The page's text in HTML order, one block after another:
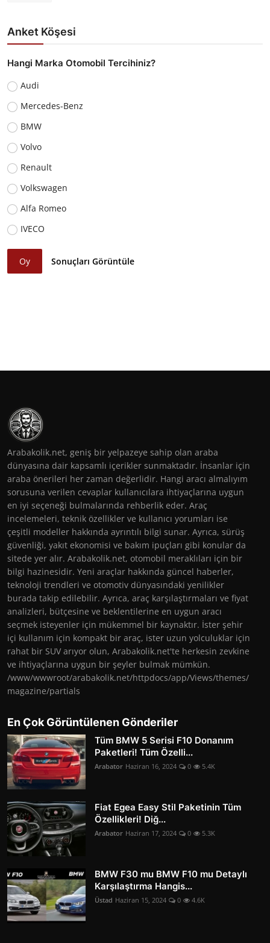
Anket Köşesi
Hangi Marka Otomobil Tercihiniz?
Audi
Mercedes-Benz
BMW
Volvo
Renault
Volkswagen
Alfa Romeo
IVECO
Oy Sonuçları Görüntüle
Arabakolik.net, geniş bir yelpazeye sahip olan araba
dünyasına dair kapsamlı içerikler sunmaktadır. İnsanlar için
araba önerileri her zaman değerlidir. Hangi aracı almalıyım
sorusuna verilen cevaplar kullanıcılara ihtiyaçlarına uygun
en iyi seçeneği bulmalarında rehberlik eder. Araç
incelemeleri, teknik özellikler ve kullanıcı yorumları ise
çeşitli modeller hakkında ayrıntılı bilgi sunar. Ayrıca, sürüş
güvenliği, yakıt ekonomisi ve bakım ipuçları gibi konular da
sitede yer alır. Arabakolik.net, otomobil meraklıları için bir
bilgi hazinesidir. Yeni araçlar hakkında güncel haberler,
teknoloji trendleri ve otomotiv dünyasındaki yenilikler
burada takip edilebilir. Ayrıca, araç karşılaştırmaları ve fiyat
analizleri, bütçesine ve beklentilerine en uygun aracı
seçmek isteyenler için mükemmel bir kaynaktır. İster şehir
içi kullanım için kompakt bir araç, ister uzun yolculuklar için
rahat bir SUV arıyor olun, Arabakolik.net'te herkesin zevkine
ve ihtiyaçlarına uygun bir şeyler bulmak mümkün.
/www/wwwroot/arabakolik.net/httpdocs/app/Views/themes/
magazine/partials
En Çok Görüntülenen Gönderiler
Tüm BMW 5 Serisi F10 Donanım
Paketleri! Tüm Özelli...
Arabator Haziran 16, 2024 0 5.4K
Fiat Egea Easy Stil Paketinin Tüm
Özellikleri! Diğ...
Arabator Haziran 17, 2024 0 5.3K
BMW F30 mu BMW F10 mu Detaylı
Karşılaştırma Hangis...
Üstad Haziran 15, 2024 0 4.6K